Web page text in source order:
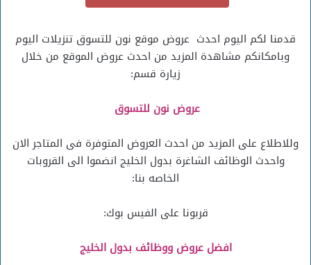
قدمنا لكم اليوم احدث عروض موقع نون للتسوق تنزيلات اليوم
وبامكانكم مشاهدة المزيد من احدث عروض الموقع من خلال
زيارة قسم:
عروض نون للتسوق
وللاطلاع على المزيد من احدث العروض المتوفرة فى المتاجر الان
واحدث الوظائف الشاغرة بدول الخليج انضموا الى القروبات
الخاصه بنا:
قربونا على الفيس بوك:
افضل عروض ووظائف بدول الخليج